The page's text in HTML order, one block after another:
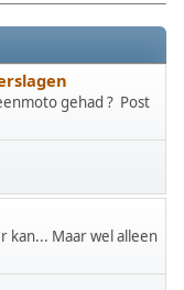
gehad ? Post
kan... Maar wel alleen